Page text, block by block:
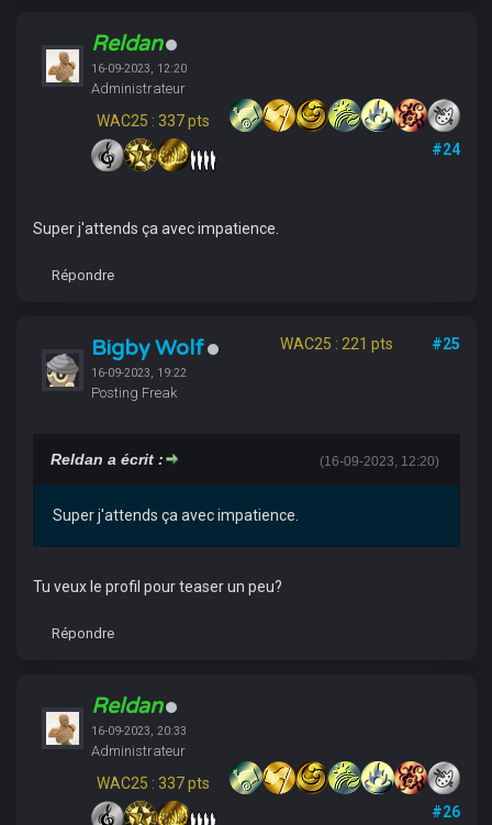
Reldan
16-09-2023, 12:20
Administrateur
WAC25 : 337 pts
#24
Super j'attends ça avec impatience.
Répondre
Bigby Wolf
16-09-2023, 19:22
Posting Freak
WAC25 : 221 pts #25
(16-09-2023, 12:20)
Reldan a écrit :
Super j'attends ça avec impatience.
Tu veux le profil pour teaser un peu?
Répondre
Reldan
16-09-2023, 20:33
Administrateur
WAC25 : 337 pts
#26